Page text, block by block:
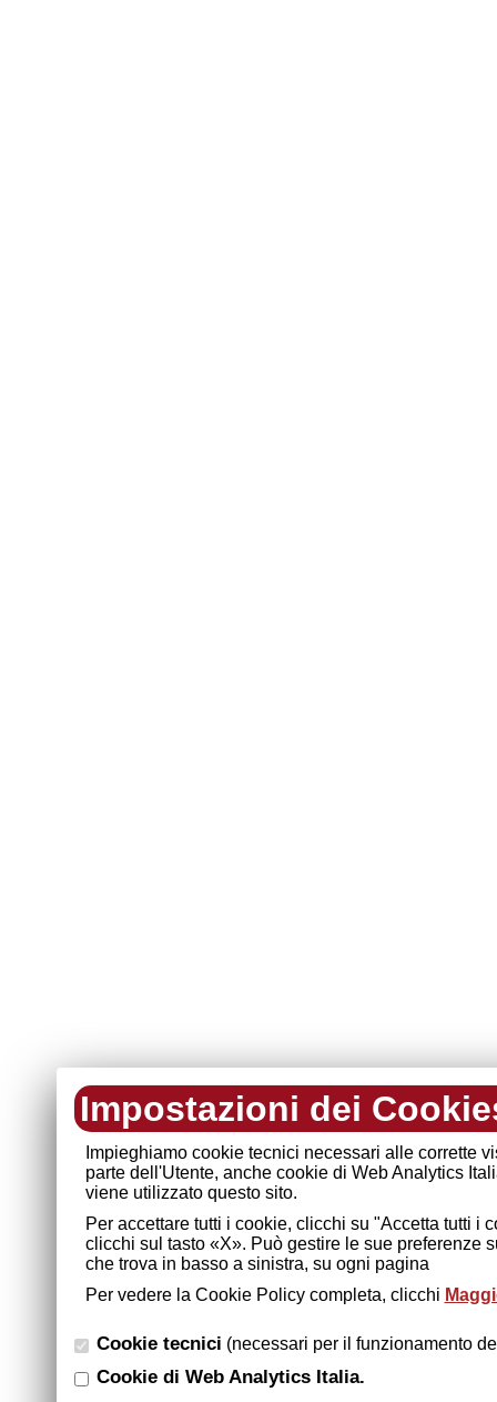
Impostazioni dei
Impieghiamo cookie tecnici necessari alle corrette
parte dell'Utente, anche cookie di Web Analytics
viene utilizzato questo sito.
Per accettare tutti i cookie, clicchi su "Accetta tutti
clicchi sul tasto «X». Può gestire le sue preferenze
che trova in basso a sinistra, su ogni pagina
Per vedere la Cookie Policy completa, clicchi
Cookie tecnici (necessari per il funzionamento
Cookie di Web Analytics Italia.